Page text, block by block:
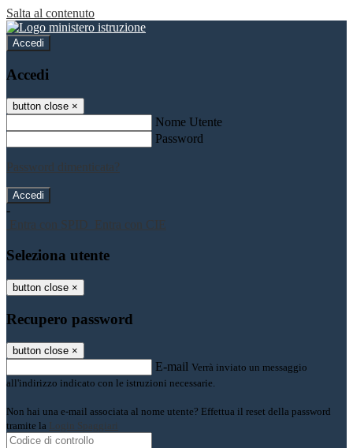
Salta al contenuto
Accedi
Accedi
button close ×
Nome Utente
Password
Password dimenticata?
-
Entra con SPID
Entra con CIE
Seleziona utente
button close ×
Recupero password
button close ×
E-mail Verrà inviato un messaggio
all'indirizzo indicato con le istruzioni necessarie.
Non hai una e-mail associata al nome utente? Effettua il reset della password
tramite la Login Spaggiari